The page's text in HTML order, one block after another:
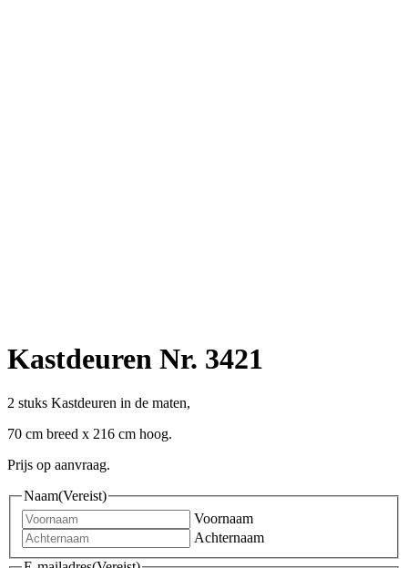
Kastdeuren Nr. 3421
2 stuks Kastdeuren in de maten,
70 cm breed x 216 cm hoog.
Prijs op aanvraag.
Naam(Vereist)
Voornaam
Achternaam